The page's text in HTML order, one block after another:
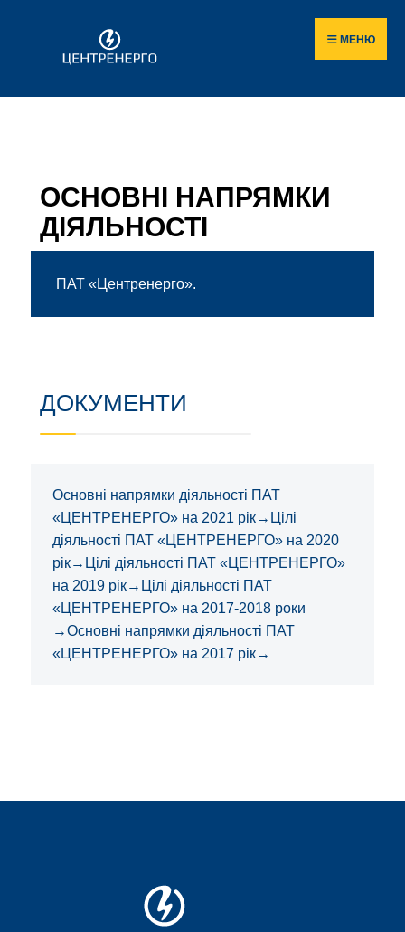
МЕНЮ
ОСНОВНІ НАПРЯМКИ
ДІЯЛЬНОСТІ
ПАТ «Центренерго».
ДОКУМЕНТИ
Основні напрямки діяльності ПАТ
«ЦЕНТРЕНЕРГО» на 2021 рік→ Цілі
діяльності ПАТ «ЦЕНТРЕНЕРГО» на 2020
рік→ Цілі діяльності ПАТ «ЦЕНТРЕНЕРГО»
на 2019 рік→ Цілі діяльності ПАТ
«ЦЕНТРЕНЕРГО» на 2017-2018 роки
→Основні напрямки діяльності ПАТ
«ЦЕНТРЕНЕРГО» на 2017 рік→